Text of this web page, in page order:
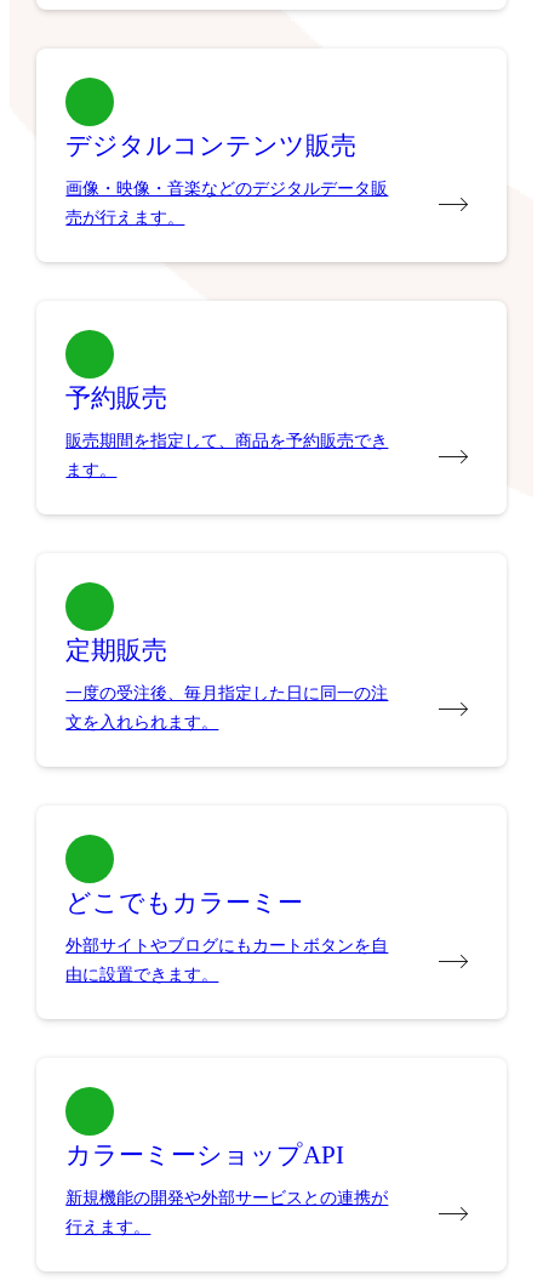
デジタルコンテンツ販売
画像・映像・音楽などのデジタルデータ販
売が行えます。
予約販売
販売期間を指定して、商品を予約販売でき
ます。
定期販売
一度の受注後、毎月指定した日に同一の注
文を入れられます。
どこでもカラーミー
外部サイトやブログにもカートボタンを自
由に設置できます。
カラーミーショップAPI
新規機能の開発や外部サービスとの連携が
行えます。